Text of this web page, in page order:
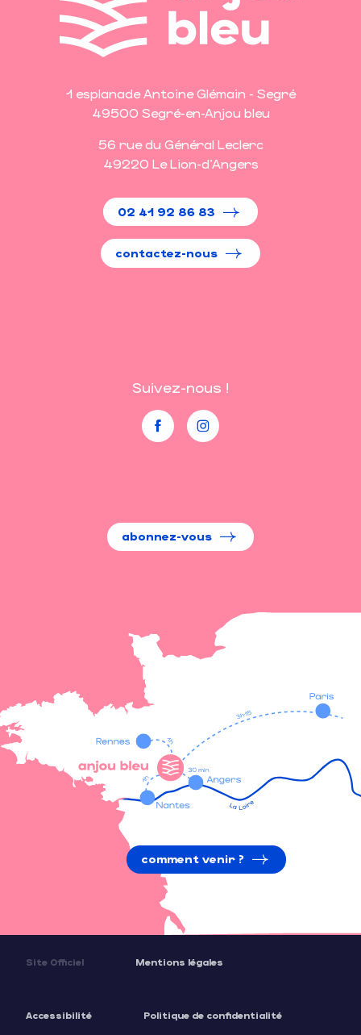
1 esplanade Antoine Glémain - Segré
49500 Segré-en-Anjou bleu
56 rue du Général Leclerc
49220 Le Lion-d'Angers
02 41 92 86 83
contactez-nous
Suivez-nous !
abonnez-vous
comment venir ?
Site Officiel Mentions légales
Accessibilité Politique de confidentialité